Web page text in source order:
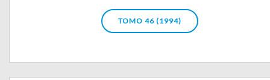
TOMO 46 (1994)